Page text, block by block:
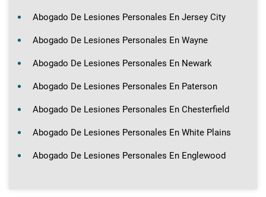
Abogado De Lesiones Personales En Jersey City
Abogado De Lesiones Personales En Wayne
Abogado De Lesiones Personales En Newark
Abogado De Lesiones Personales En Paterson
Abogado De Lesiones Personales En Chesterfield
Abogado De Lesiones Personales En White Plains
Abogado De Lesiones Personales En Englewood